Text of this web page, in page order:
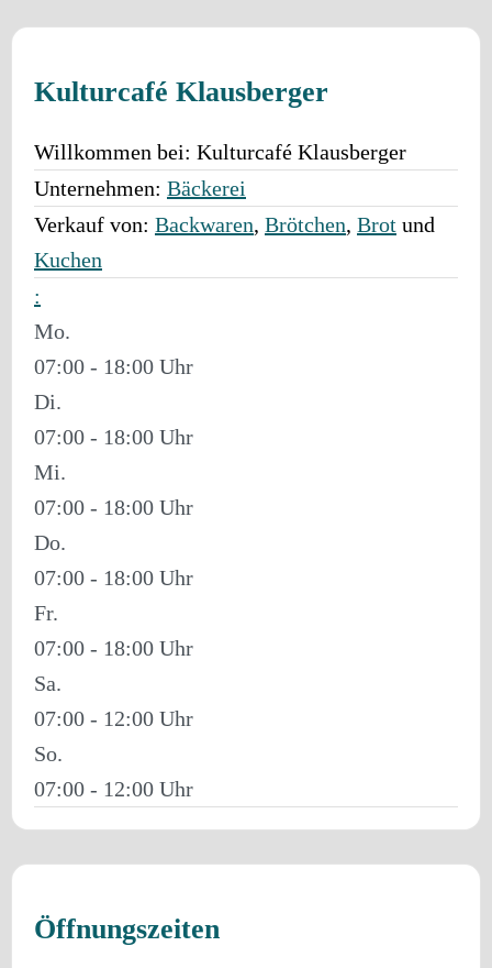
Kulturcafé Klausberger
Willkommen bei: Kulturcafé Klausberger
Unternehmen: Bäckerei
Verkauf von: Backwaren, Brötchen, Brot und
Kuchen
:
Mo.
07:00 - 18:00
Di.
07:00 - 18:00
Mi.
07:00 - 18:00
Do.
07:00 - 18:00
Fr.
07:00 - 18:00
Sa.
07:00 - 12:00
So.
07:00 - 12:00
Öffnungszeiten